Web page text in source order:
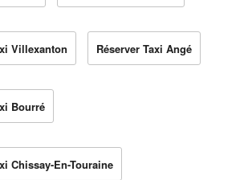
Villexanton Réserver Taxi Angé
Bourré
Chissay-En-Touraine